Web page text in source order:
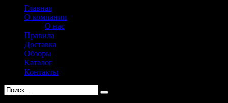
Главная
О компании
О нас
Правила
Доставка
Обзоры
Каталог
Контакты